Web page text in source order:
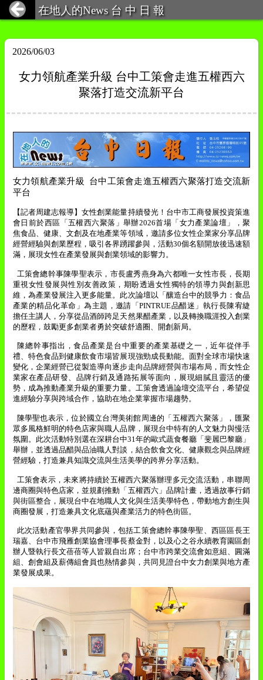
在地人的News 台 中 日 報
2026/06/03
女力領航產業升級 台中工策會走進五權西六
聚落打造交流新平台
女力領航產業升級
台中工策會走進五權西六聚落打造交流新
平台
【記者周建志報導】女性創業能量持續發光！台中市工商發展投資策進
會日前於西區「五權西六聚落」舉辦2026首場「女力產業論壇」，聚
焦食品、健康、文創及在地產業等領域，邀請多位女性企業家分享品牌
經營經驗與創業歷程，吸引各界踴躍參與，活動30個名額開放後迅速額
滿，展現女性在產業發展與創業領域的影響力。
工策會總幹事陳學聖表示，市長盧秀燕身為六都唯一女性市長，長期
重視女性發展與性別友善政策，期盼透過女性獨特的領導力與創新思
維，為產業發展注入更多能量。此次論壇以「釀造台中的競爭力：食品
產業的精品化革命」為主題，邀請「PINTRUE品醋迷」執行長陳宥緁
擔任主講人，分享從品酒師跨足天然果醋產業，以及轉換職涯投入創業
的歷程，鼓勵更多創業者勇於突破舒適圈、開創新局。
陳總幹事指出，食品產業是台中重要的產業基礎之一，近年從伴手
禮、特色食品到健康飲食市場皆展現強勁成長動能。面對全球市場快速
變化，企業經營已從製造導向逐步走向品牌經營與市場布局，而女性企
業家在產品研發、品牌行銷及通路拓展等面向，展現細膩且靈活的優
勢，成為推動產業升級的重要力量。工策會透過論壇交流平台，希望促
進經驗分享與跨域合作，協助在地企業掌握市場趨勢。
陳學聖也表示，位於國立台灣美術館周邊的「五權西六聚落」，匯聚
眾多風格鮮明的特色店家與職人品牌，展現台中特有的人文魅力與慢活
氛圍。此次活動特別選在深耕台中31 年的歐式蔬食餐廳「斐麗巴黎廳」
舉辦，並透過品醋與品油職人對談，結合飲食文化、健康觀念與品牌經
營經驗，打造兼具知識交流與生活美學的跨界分享活動。
工策會表示，未來將持續於五權西六聚落辦理多元交流活動，串聯周
邊商圈與特色店家，並規劃推動「五權西六」品牌計畫，透過故事行銷
與街區整合，展現台中在地職人文化與生活美學特色，帶動地方創生與
商圈發展，打造兼具文化底蘊與產業活力的特色街區。
此次活動產官學界共同參與，包括工策會總幹事陳學聖、西區區長王
瑞嘉、台中市飛雁創業協會理事長蔡金對，以及心之谷永續教育園區創
辦人暨執行長文蓓蓓等人皆親自出席；台中市跨業交流會如意組、圓滿
組、創會組及薪傳組會員也熱情參與，共同見證台中女力創業與地方產
業發展成果。